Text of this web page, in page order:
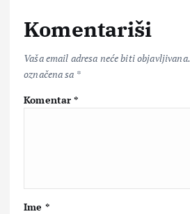
Komentariši
Vaša email adresa neće biti objavljivana.
označena sa *
Komentar*
Ime *